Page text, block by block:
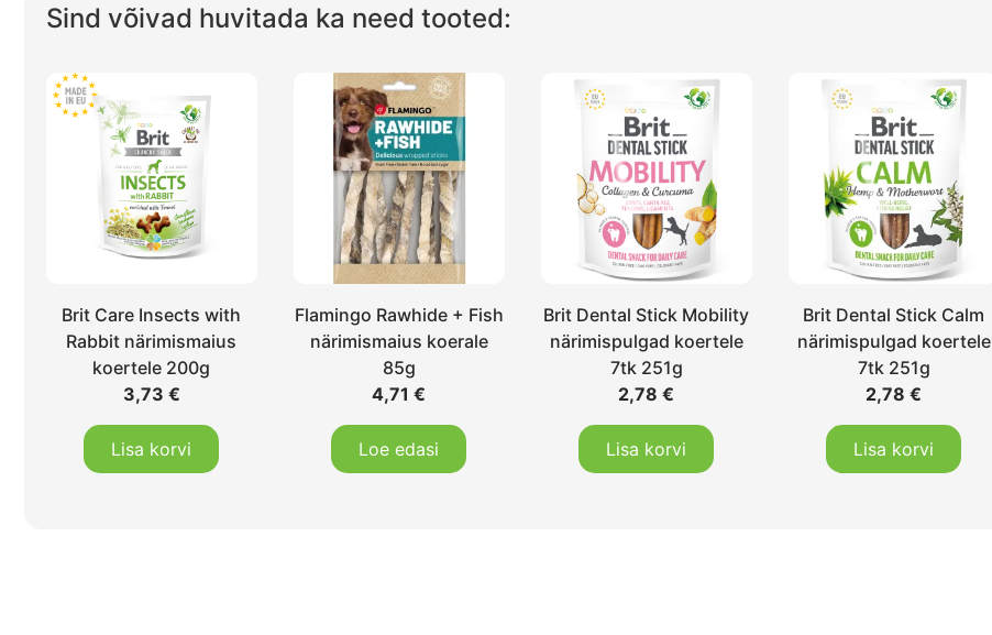
Sind võivad huvitada ka need tooted:
Brit Care Insects with
Rabbit närimismaius
koertele 200g
3,73 €
Lisa korvi
Flamingo Rawhide + Fish
närimismaius koerale
85g
4,71€
Loe edasi
Brit Dental Stick Mobility
närimispulgad koertele
7tk 251g
2,78€
Lisa korvi
Brit Dental Stick Calm
närimispulgad koertele
7tk 251g
2,78€
Lisa korvi